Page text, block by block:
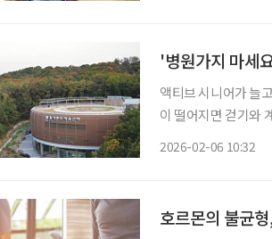
'병원가지 마세
액티브 시니어가 늘
이 떨어지면 걷기와
2026-02-06 10:32
호르몬의 불균